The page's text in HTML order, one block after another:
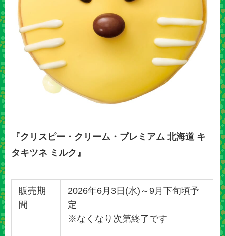
『クリスピー・クリーム・プレミアム 北海道 キ
タキツネ ミルク』
販売期
間
2026年6月3日(水)～9月下旬頃予
定
※なくなり次第終了です